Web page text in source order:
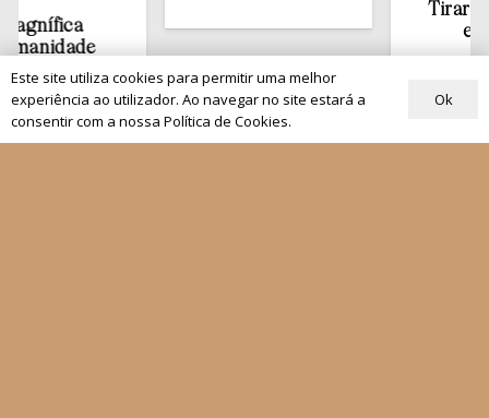
Tirar a
estante
€13,50
Este site utiliza cookies para permitir uma melhor
experiência ao utilizador. Ao navegar no site estará a
consentir com a nossa Política de Cookies.
Ok